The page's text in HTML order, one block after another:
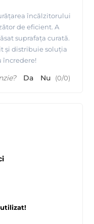
încălzitorului
de eficient. A
suprafața curată.
și distribuie soluția
încredere!
Da Nu (0/0)